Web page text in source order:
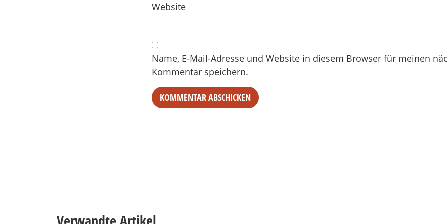
Website
Name, E-Mail-Adresse und Website in diesem Browser für meinen
Kommentar speichern.